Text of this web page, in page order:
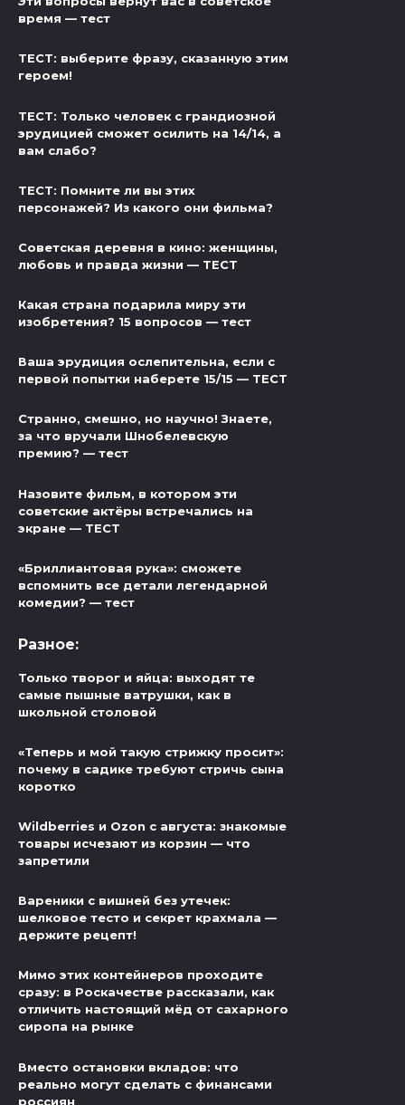
время — тест
ТЕСТ: выберите фразу, сказанную этим
героем!
ТЕСТ: Только человек с грандиозной
эрудицией сможет осилить на 14/14, а
вам слабо?
ТЕСТ: Помните ли вы этих
персонажей? Из какого они фильма?
Советская деревня в кино: женщины,
любовь и правда жизни — ТЕСТ
Какая страна подарила миру эти
изобретения? 15 вопросов — тест
Ваша эрудиция ослепительна, если с
первой попытки наберете 15/15 — ТЕСТ
Странно, смешно, но научно! Знаете,
за что вручали Шнобелевскую
премию? — тест
Назовите фильм, в котором эти
советские актёры встречались на
экране — ТЕСТ
«Бриллиантовая рука»: сможете
вспомнить все детали легендарной
комедии? — тест
Разное:
Только творог и яйца: выходят те
самые пышные ватрушки, как в
школьной столовой
«Теперь и мой такую стрижку просит»:
почему в садике требуют стричь сына
коротко
Wildberries и Ozon с августа: знакомые
товары исчезают из корзин — что
запретили
Вареники с вишней без утечек:
шелковое тесто и секрет крахмала —
держите рецепт!
Мимо этих контейнеров проходите
сразу: в Роскачестве рассказали, как
отличить настоящий мёд от сахарного
сиропа на рынке
Вместо остановки вкладов: что
реально могут сделать с финансами
россиян